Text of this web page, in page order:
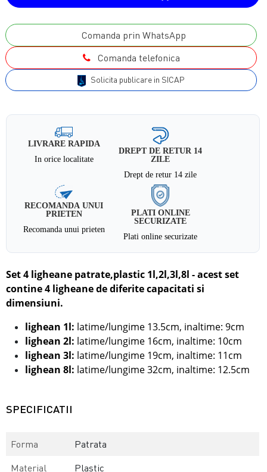
Comanda prin WhatsApp
Comanda telefonica
Solicita publicare in SICAP
LIVRARE RAPIDA
In orice localitate
DREPT DE RETUR 14
ZILE
Drept de retur 14 zile
RECOMANDA UNUI
PRIETEN
Recomanda unui prieten
PLATI ONLINE
SECURIZATE
Plati online securizate
Set 4 ligheane patrate,plastic 1l,2l,3l,8l - acest set
contine 4 ligheane de diferite capacitati si
dimensiuni.
lighean 1l: latime/lungime 13.5cm, inaltime: 9cm
lighean 2l: latime/lungime 16cm, inaltime: 10cm
lighean 3l: latime/lungime 19cm, inaltime: 11cm
lighean 8l: latime/lungime 32cm, inaltime: 12.5cm
SPECIFICATII
Forma
Patrata
Material
Plastic